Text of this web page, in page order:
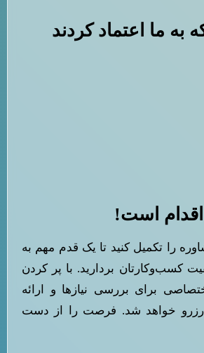
به ما اعتماد کردند
اقدام است!
را تکمیل کنید تا یک قدم مهم به
کسب‌وکارتان بردارید. با پر کردن
برای بررسی نیازها و ارائه
رزرو خواهد شد. فرصت را از دست